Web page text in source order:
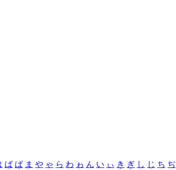
ば ぱ ま や ゃ ら わ ゎ ん い ぃ き ぎ し じ ち ぢ